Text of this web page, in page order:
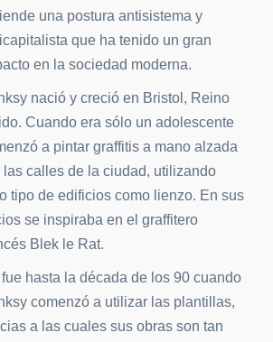
una postura antisistema y
que ha tenido un gran
en la sociedad moderna.
nació y creció en Bristol, Reino
Cuando era sólo un adolescente
a pintar graffitis a mano alzada
las calles de la ciudad, utilizando
tipo de edificios como lienzo. En sus
se inspiraba en el graffitero
Blek le Rat.
fue hasta la década de los 90 cuando
comenzó a utilizar las plantillas,
a las cuales sus obras son tan